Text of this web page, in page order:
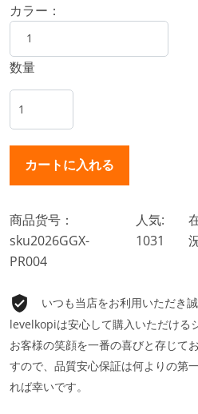
カラー：
数量
商品货号：
sku2026GGX-
PR004
人気:
1031
いつも当店をお利用いただき
levelkopiは安心して購入いただける
お客様の笑顔を一番の喜びと存じて
すので、品質安心保証は何よりの第
れば幸いです。